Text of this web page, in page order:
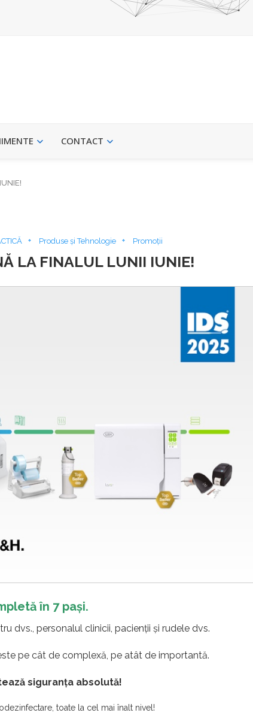
CONTACT
Produse și Tehnologie Promoții
LA FINALUL LUNII IUNIE!
în 7 pași.
dvs., personalul clinicii, pacienții și rudele dvs.
pe cât de complexă, pe atât de importantă.
siguranța absolută!
toate la cel mai înalt nivel!